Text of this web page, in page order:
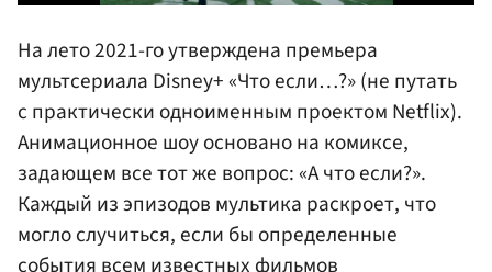
На лето 2021-го утверждена премьера
мультсериала Disney+ «Что если…?» (не путать
с практически одноименным проектом Netflix).
Анимационное шоу основано на комиксе,
задающем все тот же вопрос: «А что если?».
Каждый из эпизодов мультика раскроет, что
могло случиться, если бы определенные
события всем известных фильмов